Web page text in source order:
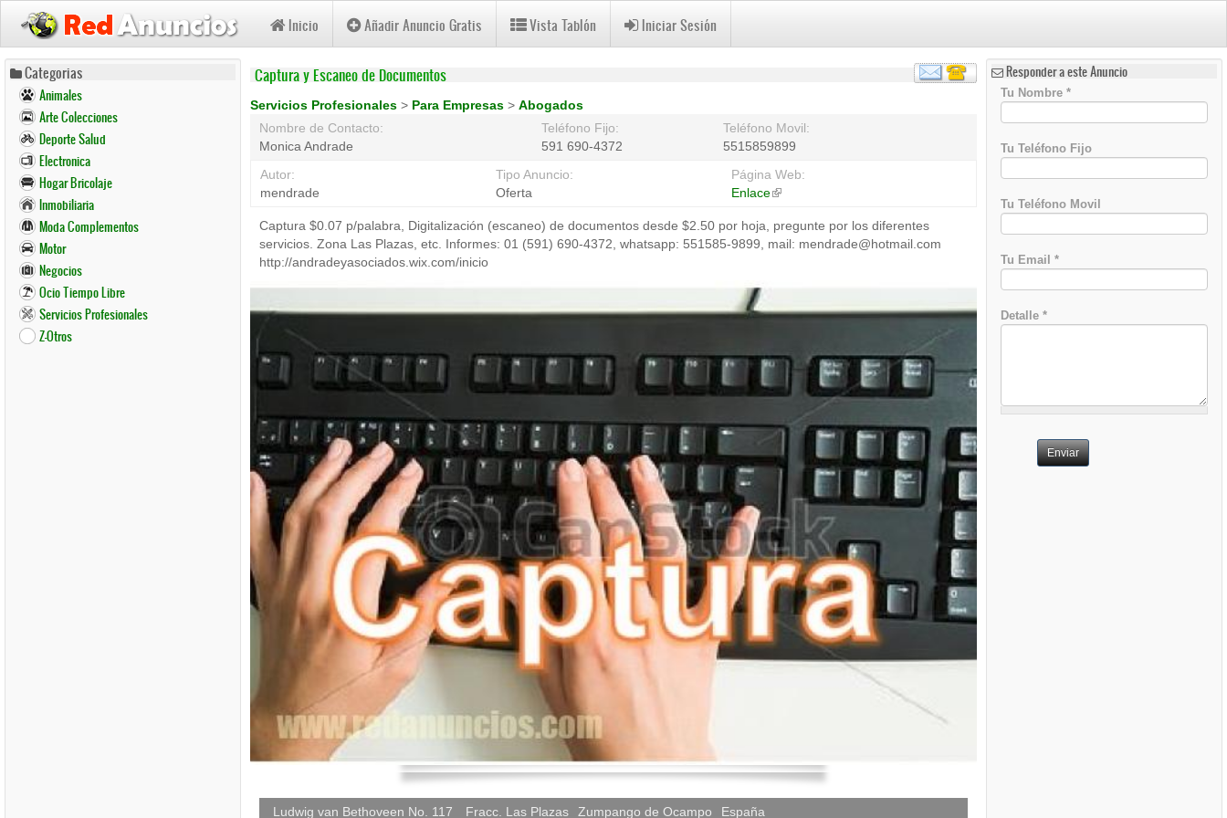
Pasar
contenido
principal
Inicio Añadir Anuncio Gratis Vista Tablón Iniciar Sesión
Categorias
Animales
Arte Colecciones
Deporte Salud
Electronica
Hogar Bricolaje
Inmobiliaria
Moda Complementos
Motor
Negocios
Ocio Tiempo Libre
Servicios Profesionales
Z-Otros
Captura y Escaneo de Documentos
Servicios Profesionales > Para Empresas > Abogados
Nombre de Contacto:
Monica Andrade
Teléfono Fijo:
591 690-4372
Teléfono Movil:
5515859899
Autor:
mendrade
Tipo Anuncio:
Oferta
Página Web:
Enlace(link
external)
Captura $0.07 p/palabra, Digitalización (escaneo) de documentos desde $2.50 por hoja, pregunte por los diferentes
servicios. Zona Las Plazas, etc. Informes: 01 (591) 690-4372, whatsapp: 551585-9899, mail: mendrade@hotmail.com
http://andradeyasociados.wix.com/inicio
Ludwig van Bethoveen No. 117 Fracc. Las Plazas Zumpango de Ocampo España
Responder a este Anuncio
Tu Nombre*
Tu Teléfono Fijo
Tu Teléfono Movil
Tu Email*
Detalle*
Enviar